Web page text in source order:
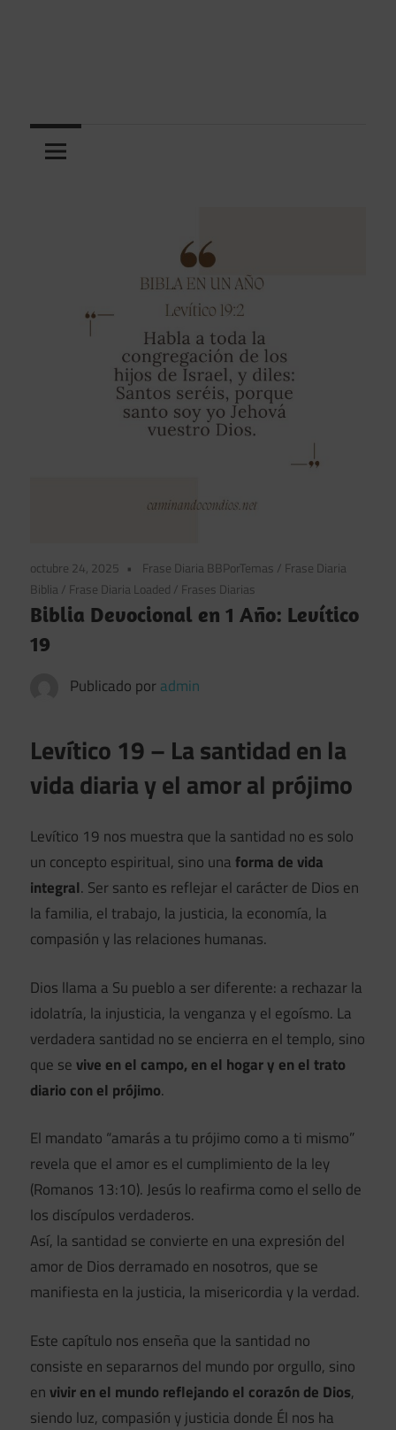
octubre 24, 2025 Frase Diaria BBPorTemas / Frase Diaria
Biblia / Frase Diaria Loaded / Frases Diarias
Biblia Devocional en 1 Año: Levítico
19
Publicado por admin
Levítico 19 – La santidad en la
vida diaria y el amor al prójimo
Levítico 19 nos muestra que la santidad no es solo
un concepto espiritual, sino unaforma de vida
integral. Ser santo es reflejar el carácter de Dios en
la familia, el trabajo, la justicia, la economía, la
compasión y las relaciones humanas.
Dios llama a Su pueblo a ser diferente: a rechazar la
idolatría, la injusticia, la venganza y el egoísmo. La
verdadera santidad no se encierra en el templo, sino
que sevive en el campo, en el hogar y en el trato
diario con el prójimo.
El mandato “amarás a tu prójimo como a ti mismo”
revela que el amor es el cumplimiento de la ley
(Romanos 13:10). Jesús lo reafirma como el sello de
los discípulos verdaderos.
Así, la santidad se convierte en una expresión del
amor de Dios derramado en nosotros, que se
manifiesta en la justicia, la misericordia y la verdad.
Este capítulo nos enseña que la santidad no
consiste en separarnos del mundo por orgullo, sino
envivir en el mundo reflejando el corazón de Dios,
siendo luz, compasión y justicia donde Él nos ha